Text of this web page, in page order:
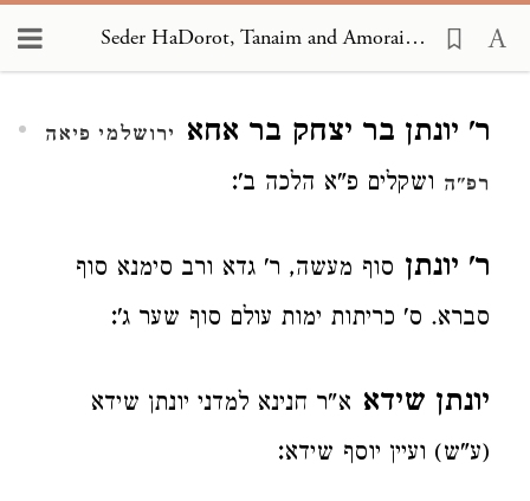
Seder HaDorot, Tanaim and Amoraim 1892
ר' יונתן בר יצחק בר אחא ירושלמי פיאה
רפ"ה ושקלים פ"א הלכה ב':
ר' יונתן סוף מעשה, ר' גדא ורב סימנא סוף
סברא. ס' כריתות ימות עולם סוף שער ג':
יונתן שידא א"ר חנינא למדני יונתן שידא
(ע"ש) ועיין יוסף שידא: